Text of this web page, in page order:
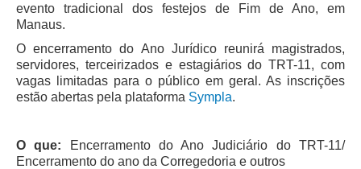
Educação a distância
Comissão Permanente de Acessibilidade e Inclusão
Escola Judicial
Programa Trabalho Seguro
evento tradicional dos festejos de Fim de Ano, em
Manaus.
O encerramento do Ano Jurídico reunirá magistrados,
servidores, terceirizados e estagiários do TRT-11, com
vagas limitadas para o público em geral. As inscrições
estão abertas pela plataforma Sympla.
O que:
Encerramento do Ano Judiciário do TRT-11/
Encerramento do ano da Corregedoria e outros